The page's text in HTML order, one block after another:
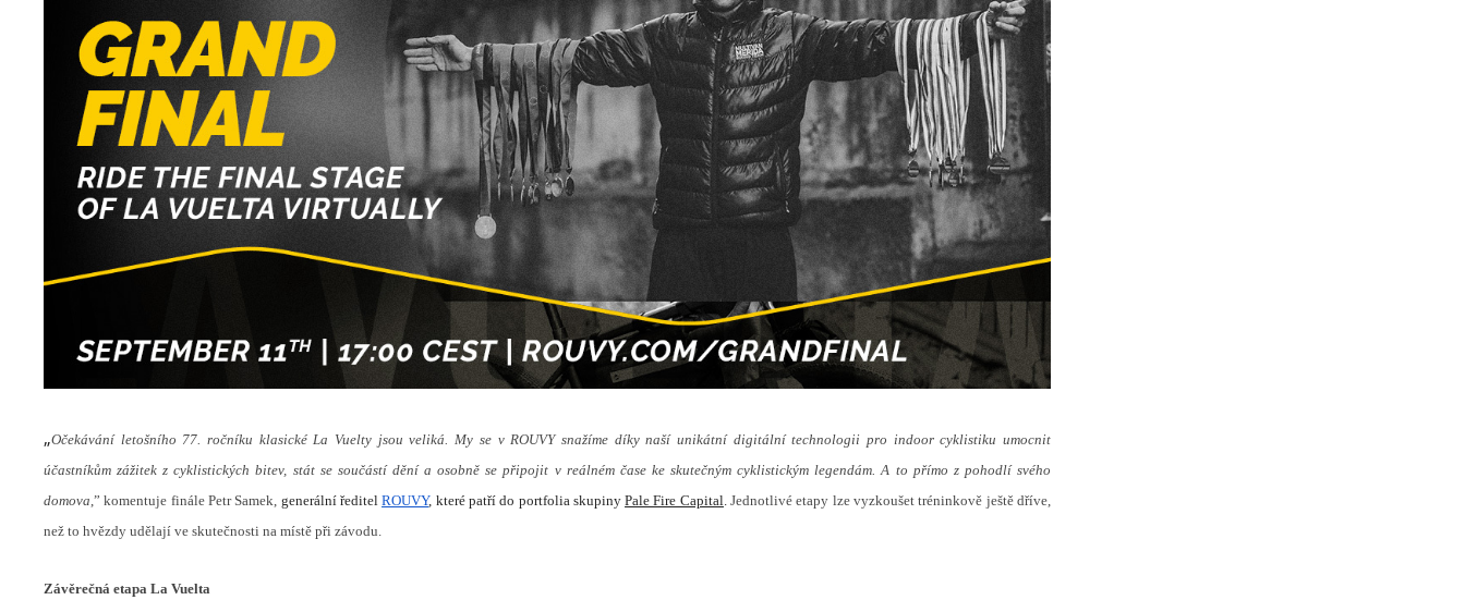
„Očekávání letošního 77. ročníku klasické La Vuelty jsou veliká. My se v ROUVY snažíme díky naší unikátní digitální technologii pro indoor cyklistiku umocnit
účastníkům zážitek z cyklistických bitev, stát se součástí dění a osobně se připojit v reálném čase ke skutečným cyklistickým legendám. A to přímo z pohodlí svého
domova,” komentuje finále Petr Samek, generální ředitelROUVY, které patří do portfolia skupinyPale Fire Capital.Jednotlivé etapy lze vyzkoušet tréninkově ještě dříve,
než to hvězdy udělají ve skutečnosti na místě při závodu.
Závěrečná etapa La Vuelta